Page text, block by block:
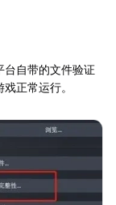
台自带的文件验证
正常运行。